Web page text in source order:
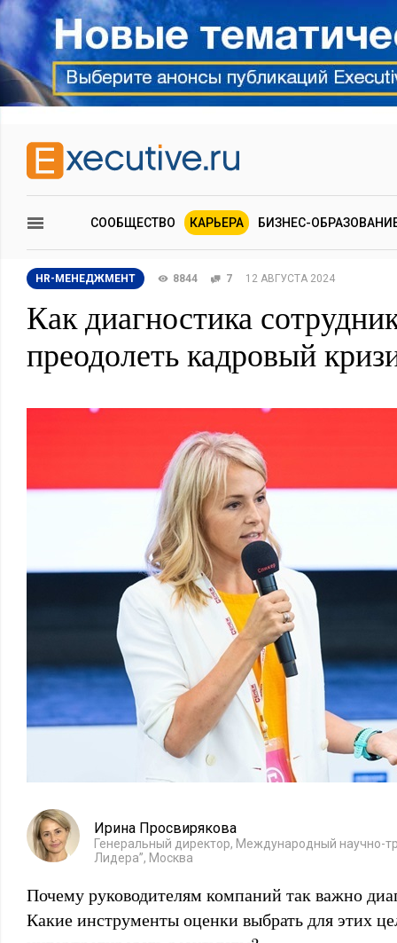
СООБЩЕСТВО КАРЬЕРА БИЗНЕС-
HR-МЕНЕДЖМЕНТ 8844 7 12 АВГУСТА 2024
Как диагностика
преодолеть кадровый
Ирина Просвирякова
Генеральный директор, Международный научно-
Лидера”, Москва
Почему руководителям компаний так важно
Какие инструменты оценки выбрать для этих